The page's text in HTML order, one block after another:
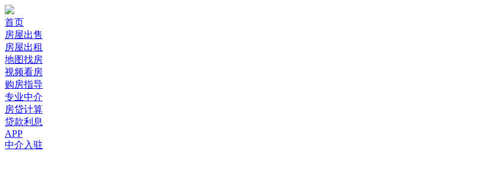
首页
房屋出售
房屋出租
地图找房
视频看房
购房指导
专业中介
房贷计算
贷款利息
APP
中介入驻